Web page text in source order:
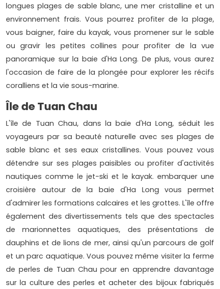
longues plages de sable blanc, une mer cristalline et un
environnement frais. Vous pourrez profiter de la plage,
vous baigner, faire du kayak, vous promener sur le sable
ou gravir les petites collines pour profiter de la vue
panoramique sur la baie d'Ha Long. De plus, vous aurez
l'occasion de faire de la plongée pour explorer les récifs
coralliens et la vie sous-marine.
Île de Tuan Chau
L'île de Tuan Chau, dans la baie d'Ha Long, séduit les
voyageurs par sa beauté naturelle avec ses plages de
sable blanc et ses eaux cristallines. Vous pouvez vous
détendre sur ses plages paisibles ou profiter d'activités
nautiques comme le jet-ski et le kayak. embarquer une
croisière autour de la baie d'Ha Long vous permet
d'admirer les formations calcaires et les grottes. L'île offre
également des divertissements tels que des spectacles
de marionnettes aquatiques, des présentations de
dauphins et de lions de mer, ainsi qu'un parcours de golf
et un parc aquatique. Vous pouvez même visiter la ferme
de perles de Tuan Chau pour en apprendre davantage
sur la culture des perles et acheter des bijoux fabriqués